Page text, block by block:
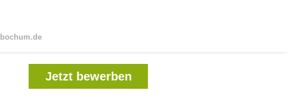
Jetzt bewerben